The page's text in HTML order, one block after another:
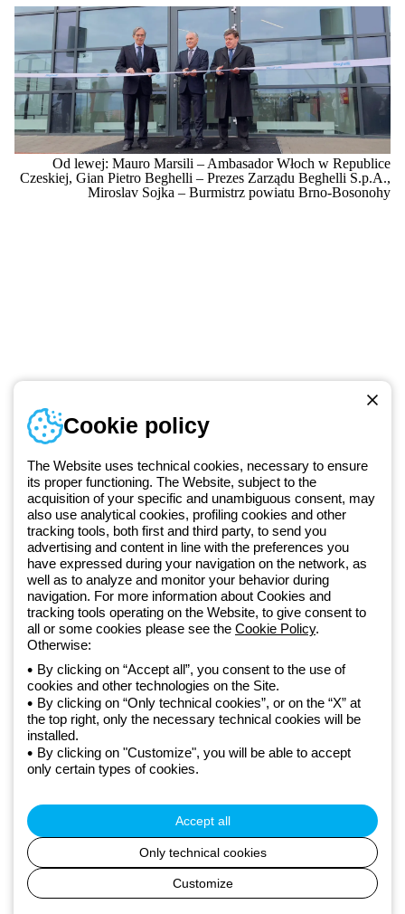
Od lewej: Mauro Marsili – Ambasador Włoch w Republice
Czeskiej, Gian Pietro Beghelli – Prezes Zarządu Beghelli S.p.A.,
Miroslav Sojka – Burmistrz powiatu Brno-Bosonohy
Od 2025 roku firma Beghelli jest częścią Grupy GEWISS, działając w
ramach ekosystemu GEWISS LightZone, w którym tworzymy
zintegrowane rozwiązania oświetleniowe, przekształcające
złożoność w prostotę oraz wspierające profesjonalistów i
użytkowników w realizacji ich potrzeb.Dowiedz się więcej o GEWISS
Numer telefonu
Od poniedziałku do piątku w godzinach 8:00 do 16:00
+48 32 422 55 79
Polityka prywatności
Polityka cookies
Ogólne warunki sprzedaży
Wszystkie dokumenty
Deklaracja dostępności
Realizacja strony
to the direction and coordination of Gewiss S.p.A. - P.IVA (IT)
00666341201 - Registered in the Register of Companies of
Bologna. Fully paid-up capital: 10,000,000 Euro
Cookie policy
The Website uses technical cookies, necessary to ensure
its proper functioning. The Website, subject to the
acquisition of your specific and unambiguous consent, may
also use analytical cookies, profiling cookies and other
tracking tools, both first and third party, to send you
advertising and content in line with the preferences you
have expressed during your navigation on the network, as
well as to analyze and monitor your behavior during
navigation. For more information about Cookies and
tracking tools operating on the Website, to give consent to
all or some cookies please see the Cookie Policy.
Otherwise:
By clicking on “Accept all”, you consent to the use of
cookies and other technologies on the Site.
By clicking on “Only technical cookies”, or on the “X” at
the top right, only the necessary technical cookies will be
installed.
By clicking on "Customize", you will be able to accept
only certain types of cookies.
Accept all
Only technical cookies
Customize